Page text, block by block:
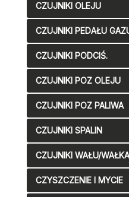
CZUJNIKI OLEJU
CZUJNIKI PEDAŁU
CZUJNIKI PODCIŚ.
CZUJNIKI POZ OLEJU
CZUJNIKI POZ PALIWA
CZUJNIKI SPALIN
CZUJNIKI WAŁU/WAŁKA
CZYSZCZENIE I MYCIE